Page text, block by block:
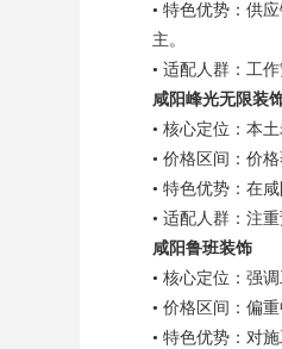
• 特色优势：供
主。
• 适配人群：工
咸阳峰光无限装
• 核心定位：本
• 价格区间：价
• 特色优势：在
• 适配人群：注
咸阳鲁班装饰
• 核心定位：强
• 价格区间：偏
• 特色优势：对